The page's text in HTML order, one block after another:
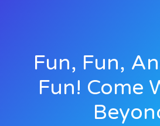
Fun, Fun,
Fun! Come